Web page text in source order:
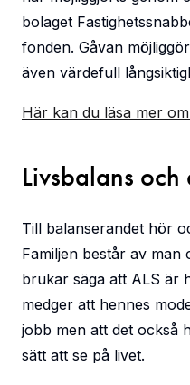
bolaget
fonden. Gåvan
även värdefull
Här kan du läsa mer
Livsbalans
Till balanserandet hör
Familjen består av
brukar säga att ALS är
medger att hennes
jobb men att det också
sätt att se på livet.